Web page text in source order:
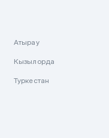
Атырау
Кызылорда
Туркестан